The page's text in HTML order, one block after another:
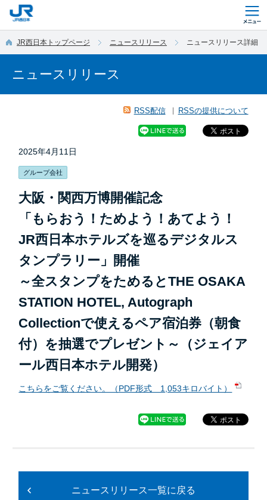
JR西日本トップページ ニュースリリース ニュースリリース詳細
ニュースリリース
RSS配信 RSSの提供について
2025年4月11日
グループ会社
大阪・関西万博開催記念
「もらおう！ためよう！あてよう！
JR西日本ホテルズを巡るデジタルス
タンプラリー」開催
～全スタンプをためるとTHE OSAKA
STATION HOTEL, Autograph
Collectionで使えるペア宿泊券（朝食
付）を抽選でプレゼント～（ジェイア
ール西日本ホテル開発）
こちらをご覧ください。（PDF形式 1,053キロバイト）
ニュースリリース一覧に戻る